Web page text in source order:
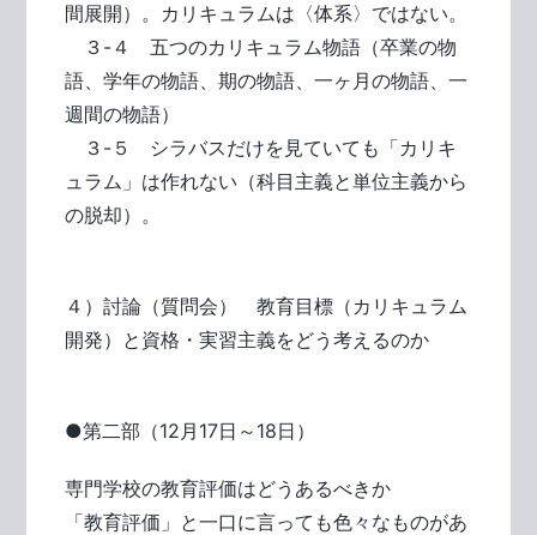
間展開）。カリキュラムは〈体系〉ではない。
３-４ 五つのカリキュラム物語（卒業の物
語、学年の物語、期の物語、一ヶ月の物語、一
週間の物語）
３-５ シラバスだけを見ていても「カリキ
ュラム」は作れない（科目主義と単位主義から
の脱却）。
４）討論（質問会） 教育目標（カリキュラム
開発）と資格・実習主義をどう考えるのか
●第二部（12月17日～18日）
専門学校の教育評価はどうあるべきか
「教育評価」と一口に言っても色々なものがあ